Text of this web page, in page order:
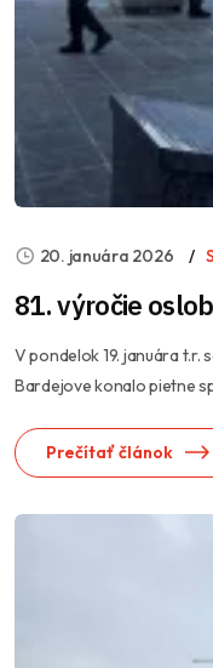
20. januára 2026
81. výročie
V pondelok 19. januára t.r.
Bardejove konalo pietne
Prečítať článok